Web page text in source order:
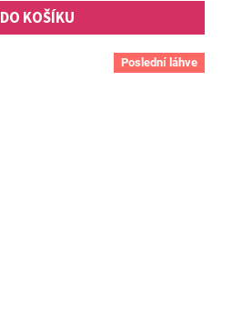
DO KOŠÍKU
Poslední láhve